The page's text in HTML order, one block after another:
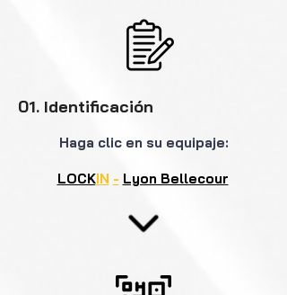
01. Identificación
Haga clic en su equipaje:
LOCKIN - Lyon Bellecour